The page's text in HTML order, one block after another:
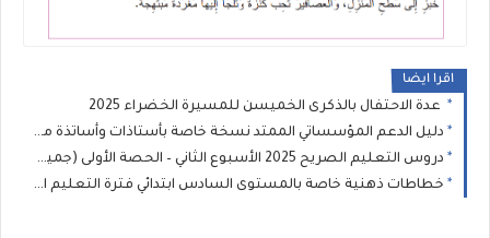
اقرا ايضا
عدة الاحتفال بالذكرى الخميسن للمسيرة الخضراء 2025
دليل الدعم المؤسساتي الممتد نسخة خاصة بأستاذات وأساتذة مؤسسات الريادة
دروس التعليم الصريح 2025 الأسبوع الثاني – الحصة الأولى (جميع المستويات)
خطاطات ذهنية خاصة بالمستوى السادس ابتدائي فترة التعليم الصريح 2025